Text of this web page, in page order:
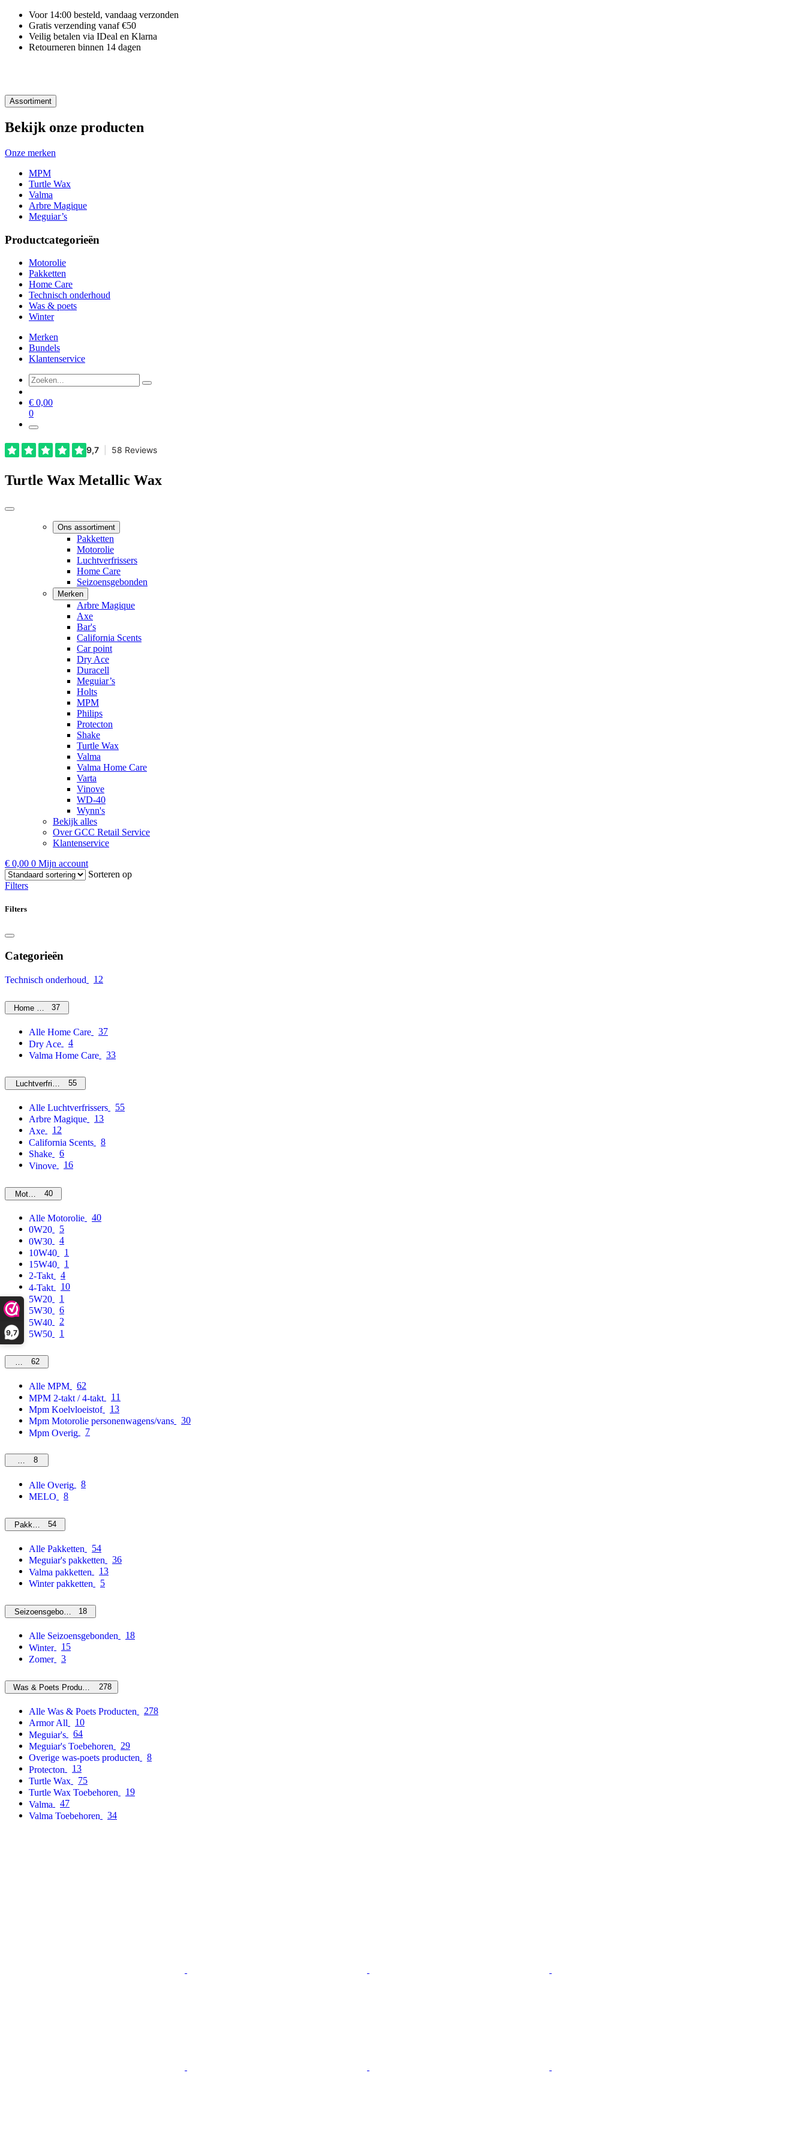
9,7
Voor 14:00 besteld, vandaag verzonden
Gratis verzending vanaf €50
Veilig betalen via IDeal en Klarna
Retourneren binnen 14 dagen
Assortiment
Bekijk onze producten
Onze merken
MPM
Turtle Wax
Valma
Arbre Magique
Meguiar’s
Productcategorieën
Motorolie
Pakketten
Home Care
Technisch onderhoud
Was & poets
Winter
Merken
Bundels
Klantenservice
€ 0,00
0
Turtle Wax Metallic Wax
Ons assortiment
Pakketten
Motorolie
Luchtverfrissers
Home Care
Seizoensgebonden
Merken
Arbre Magique
Axe
Bar's
California Scents
Car point
Dry Ace
Duracell
Meguiar’s
Holts
MPM
Philips
Protecton
Shake
Turtle Wax
Valma
Valma Home Care
Varta
Vinove
WD-40
Wynn's
Bekijk alles
Over GCC Retail Service
Klantenservice
€ 0,00 0 Mijn account
Sorteren op
Filters
Filters
Categorieën
Technisch onderhoud 12
Home Care37
Alle Home Care
37
Dry Ace
4
Valma Home Care
33
Luchtverfrissers55
Alle Luchtverfrissers
55
Arbre Magique
13
Axe
12
California Scents
8
Shake
6
Vinove
16
Motorolie40
Alle Motorolie
40
0W20
5
0W30
4
10W40
1
15W40
1
2-Takt
4
4-Takt
10
5W20
1
5W30
6
5W40
2
5W50
1
MPM62
Alle MPM
62
MPM 2-takt / 4-takt
11
Mpm Koelvloeistof
13
Mpm Motorolie personenwagens/vans
30
Mpm Overig
7
Overig
8
Alle Overig
8
MELO
8
Pakketten54
Alle Pakketten
54
Meguiar's pakketten
36
Valma pakketten
13
Winter pakketten
5
Seizoensgebonden18
Alle Seizoensgebonden
18
Winter
15
Zomer
3
Was & Poets Producten 278
Alle Was & Poets Producten
278
Armor All
10
Meguiar's
64
Meguiar's Toebehoren
29
Overige was-poets producten
8
Protecton
13
Turtle Wax
75
Turtle Wax Toebehoren
19
Valma
47
Valma Toebehoren
34